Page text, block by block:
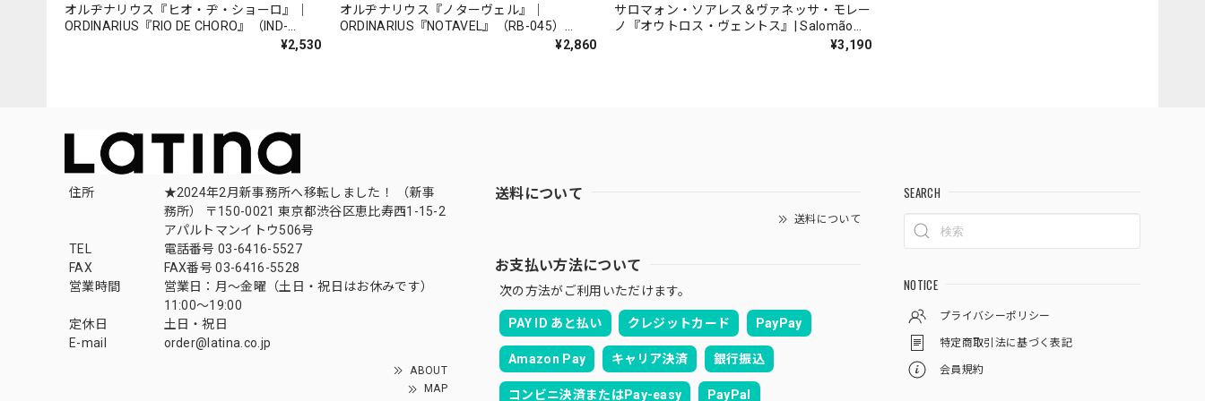
オルヂナリウス『ヒオ・ヂ・ショーロ』｜
ORDINARIUS『RIO DE CHORO』（IND-
¥2,530
オルヂナリウス『ノターヴェル』｜
ORDINARIUS『NOTAVEL』（RB-045）
¥2,860
サロマォン・ソアレス＆ヴァネッサ・モレー
ノ『オウトロス・ヴェントス』| Salomão
Soares & Vanessa Moreno『Outros Ventos
¥3,190
住所
★2024年2月新事務所へ移転しました！ （新事
務所） 〒150-0021 東京都渋谷区恵比寿西1-15-2
アパルトマンイトウ506号
TEL
電話番号 03-6416-5527
FAX
FAX番号 03-6416-5528
営業時間
営業日：月〜金曜（土日・祝日はお休みです）
11:00〜19:00
定休日
土日・祝日
E-mail
order@latina.co.jp
ABOUT
MAP
送料について
送料について
お支払い方法について
次の方法がご利用いただけます。
PAY ID あと払い クレジットカード PayPay
Amazon Pay キャリア決済 銀行振込
コンビニ決済またはPay-easy PayPal
SEARCH
NOTICE
プライバシーポリシー
特定商取引法に基づく表記
会員規約